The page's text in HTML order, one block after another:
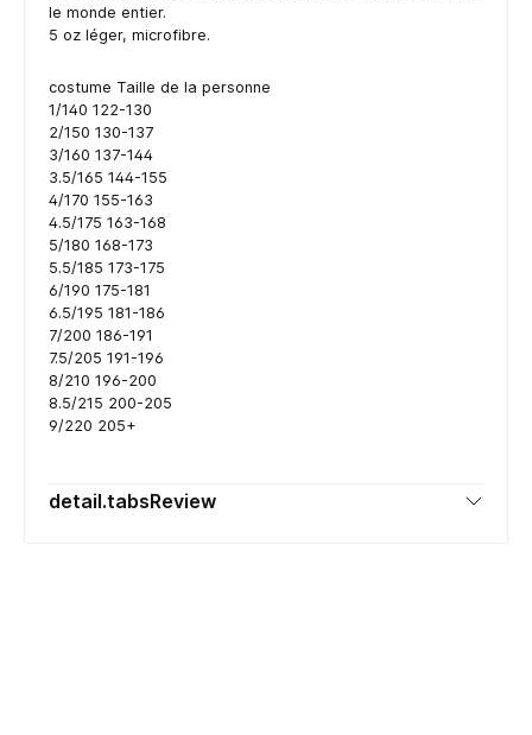
le monde entier.
5 oz léger, microfibre.
costume Taille de la personne
1/140 122-130
2/150 130-137
3/160 137-144
3.5/165 144-155
4/170 155-163
4.5/175 163-168
5/180 168-173
5.5/185 173-175
6/190 175-181
6.5/195 181-186
7/200 186-191
7.5/205 191-196
8/210 196-200
8.5/215 200-205
9/220 205+
detail.tabsReview